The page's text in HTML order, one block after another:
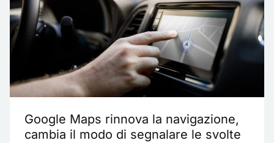
Google Maps rinnova la navigazione,
cambia il modo di segnalare le svolte